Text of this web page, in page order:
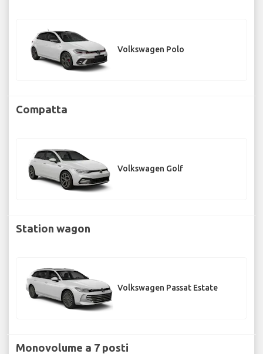
Volkswagen Polo
Compatta
Volkswagen Golf
Station wagon
Volkswagen Passat Estate
Monovolume a 7 posti